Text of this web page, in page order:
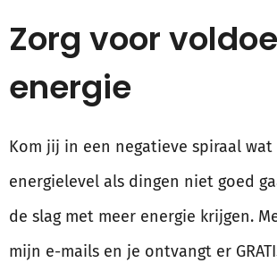
Zorg voor
energie
Kom jij in een negatieve spiraal
energielevel als dingen niet goed
de slag met meer energie krijgen.
mijn e-mails en je ontvangt er